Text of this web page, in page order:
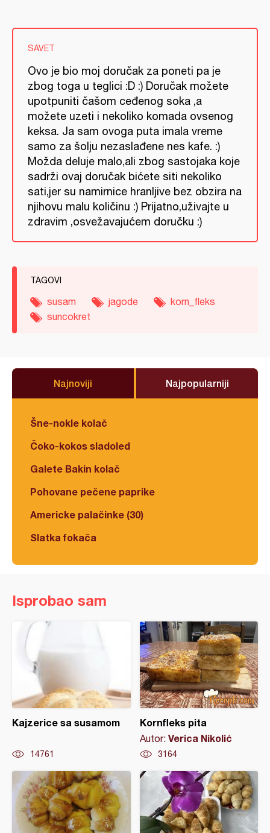
SAVET
Ovo je bio moj doručak za poneti pa je
zbog toga u teglici :D :) Doručak možete
upotpuniti čašom ceđenog soka ,a
možete uzeti i nekoliko komada ovsenog
keksa. Ja sam ovoga puta imala vreme
samo za šolju nezaslađene nes kafe. :)
Možda deluje malo,ali zbog sastojaka koje
sadrži ovaj doručak bićete siti nekoliko
sati,jer su namirnice hranljive bez obzira na
njihovu malu količinu :) Prijatno,uživajte u
zdravim ,osvežavajućem doručku :)
TAGOVI
susam jagode
korn_fleks
suncokret
Najnoviji Najpopularniji
Šne-nokle kolač
Čoko-kokos sladoled
Galete Bakin kolač
Pohovane pečene paprike
Americke palačinke (30)
Slatka fokača
Isprobao sam
Kajzerice sa susamom
14761
Kornfleks pita
Autor: Verica Nikolić
3164